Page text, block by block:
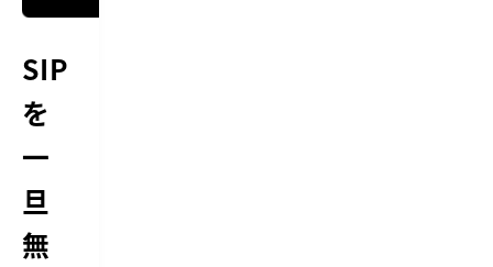
SIP
を
一
旦
無